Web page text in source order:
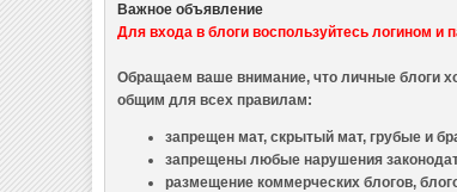
Важное объявление
Для входа в блоги воспользуйтесь логином и
Обращаем ваше внимание, что личные блоги
общим для всех правилам:
запрещен мат, скрытый мат, грубые и
запрещены любые нарушения
размещение коммерческих блогов,